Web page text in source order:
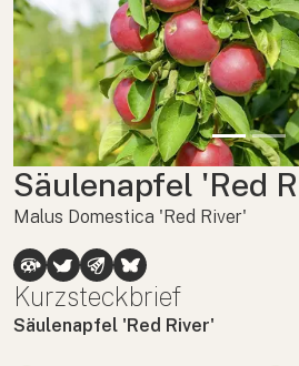
Previous
Säulenapfel 'Red
Malus Domestica 'Red River'
Kurzsteckbrief
Säulenapfel 'Red River'